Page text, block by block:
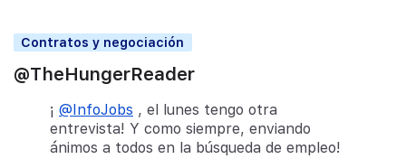
Contratos y negociación
@TheHungerReader
¡ @InfoJobs , el lunes tengo otra
entrevista! Y como siempre, enviando
ánimos a todos en la búsqueda de empleo!